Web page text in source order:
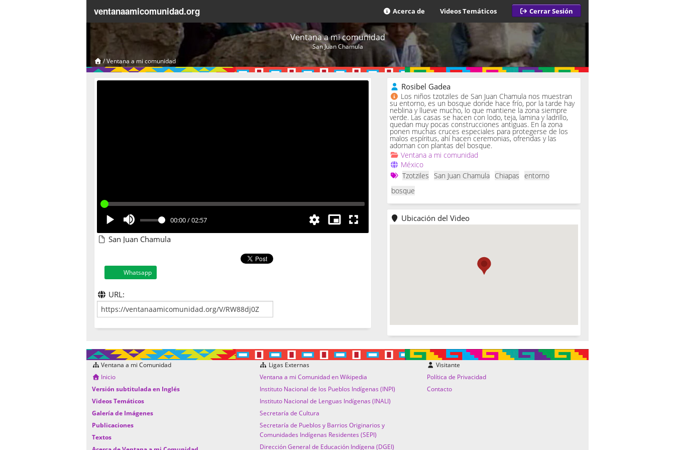
ventanaamicomunidad.org Acerca de Videos Temáticos Cerrar Sesión
Ventana a mi comunidad
San Juan Chamula
/Ventana a mi comunidad
00:00/02:57
San Juan Chamula
Whatsapp
URL:
Rosibel Gadea
Los niños tzotziles de San Juan Chamula nos muestran
su entorno, es un bosque donde hace frío, por la tarde hay
neblina y llueve mucho, lo que mantiene la zona siempre
verde. Las casas se hacen con lodo, teja, lamina y ladrillo,
quedan muy pocas construcciones antiguas. En la zona
ponen muchas cruces especiales para protegerse de los
malos espíritus, ahí hacen ceremonias, ofrendas y las
adornan con plantas del bosque.
Ventana a mi comunidad
México
Tzotziles San Juan Chamula Chiapas entorno
bosque
Ubicación del Video
Ventana a mi Comunidad
Inicio
Versión subtitulada en Inglés
Videos Temáticos
Galería de Imágenes
Publicaciones
Textos
Ligas Externas
Ventana a mi Comunidad en Wikipedia
Instituto Nacional de los Pueblos Indígenas (INPI)
Instituto Nacional de Lenguas Indígenas (INALI)
Secretaría de Cultura
Secretaría de Pueblos y Barrios Originarios y
Comunidades Indígenas Residentes (SEPI)
Dirección General de Educación Indígena (DGEI)
Visitante
Política de Privacidad
Contacto